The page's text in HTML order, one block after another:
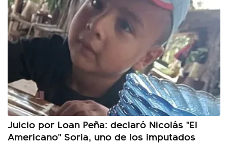
Juicio por Loan Peña: declaró Nicolás "El
Americano" Soria, uno de los imputados